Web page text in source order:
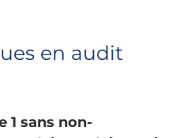
en audit
1 sans non-